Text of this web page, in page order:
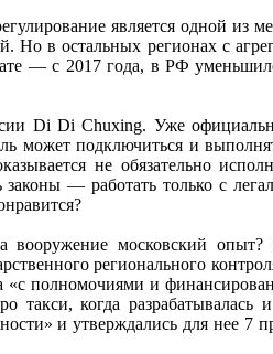
является одной из
Но в остальных регионах с
— с 2017 года, в РФ
Di Di Chuxing. Уже
может подключиться и
не обязательно
законы — работать только с
вооружение московский
регионального
полномочиями и
такси, когда
и утверждались для нее 7